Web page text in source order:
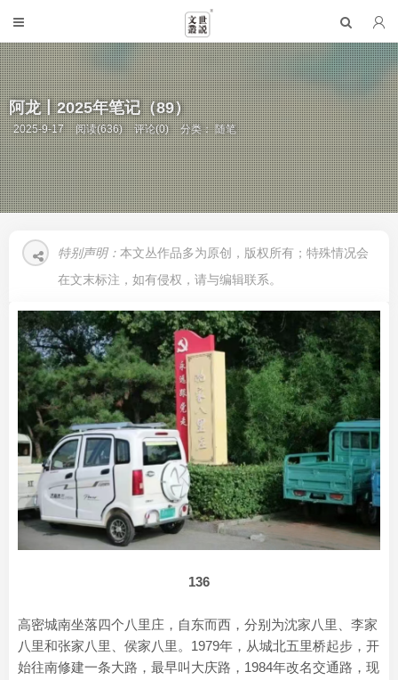
阿龙丨2025年笔记（89）
2025-9-17 阅读(636) 评论(0) 分类：随笔
特别声明： 本文丛作品多为原创，版权所有；特殊情况会
在文末标注，如有侵权，请与编辑联系。
136
高密城南坐落四个八里庄，自东而西，分别为沈家八里、李家
八里和张家八里、侯家八里。1979年，从城北五里桥起步，开
始往南修建一条大路，最早叫大庆路，1984年改名交通路，现